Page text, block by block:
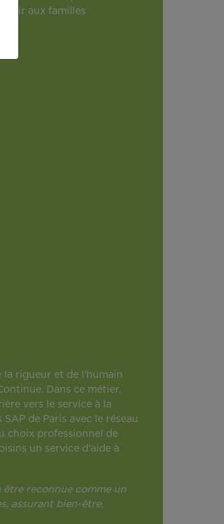
aux familles
la rigueur et de l’humain
Dans ce métier,
vers le service à la
de Paris avec le réseau
choix professionnel de
un service d’aide à
être reconnue comme un
assurant bien-être,